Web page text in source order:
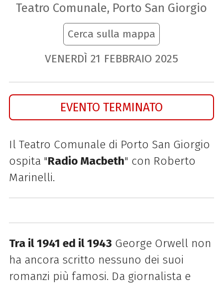
Teatro Comunale, Porto San Giorgio
Cerca sulla mappa
VENERDÌ 21 FEBBRAIO 2025
EVENTO TERMINATO
Il Teatro Comunale di Porto San Giorgio
ospita "Radio Macbeth" con Roberto
Marinelli.
Tra il 1941 ed il 1943 George Orwell non
ha ancora scritto nessuno dei suoi
romanzi più famosi. Da giornalista e